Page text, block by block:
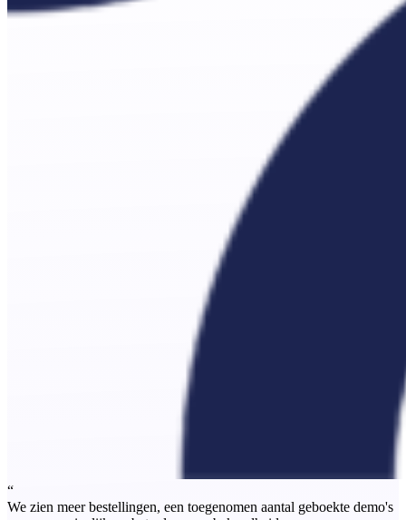
“
We zien meer bestellingen, een toegenomen aantal geboekte demo's